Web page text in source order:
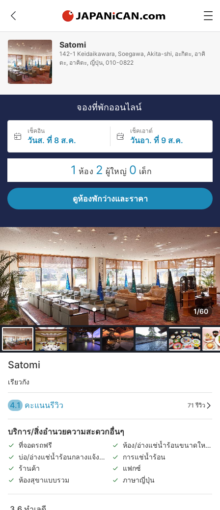
Satomi
142-1 Keidaikawara, Soegawa, Akita-shi, อะกิตะ, อาคิ
ตะ, อาคิตะ, ญี่ปุ่น, 010-0822
จองที่พักออนไลน์
เช็คอิน
วันส. ที่ 8 ส.ค.
เช็คเอาต์
วันอา. ที่ 9 ส.ค.
1 ห้อง 2 ผู้ใหญ่ 0 เด็ก
ดูห้องพักว่างและราคา
1/60
Satomi
เรียวกัง
4.1 คะแนนรีวิว 71 รีวิว
บริการ/สิ่งอำนวยความสะดวกอื่นๆ
ที่จอดรถฟรี
ห้อง/อ่างแช่น้ำร้อนขนาดใหญ่
ในร่ม
บ่อ/อ่างแช่น้ำร้อนกลางแจ้ง
(แยกชายหญิง)
การแช่น้ำร้อน
ร้านค้า
แฟกซ์
ห้องสุขาแบบรวม
ภาษาญี่ปุ่น